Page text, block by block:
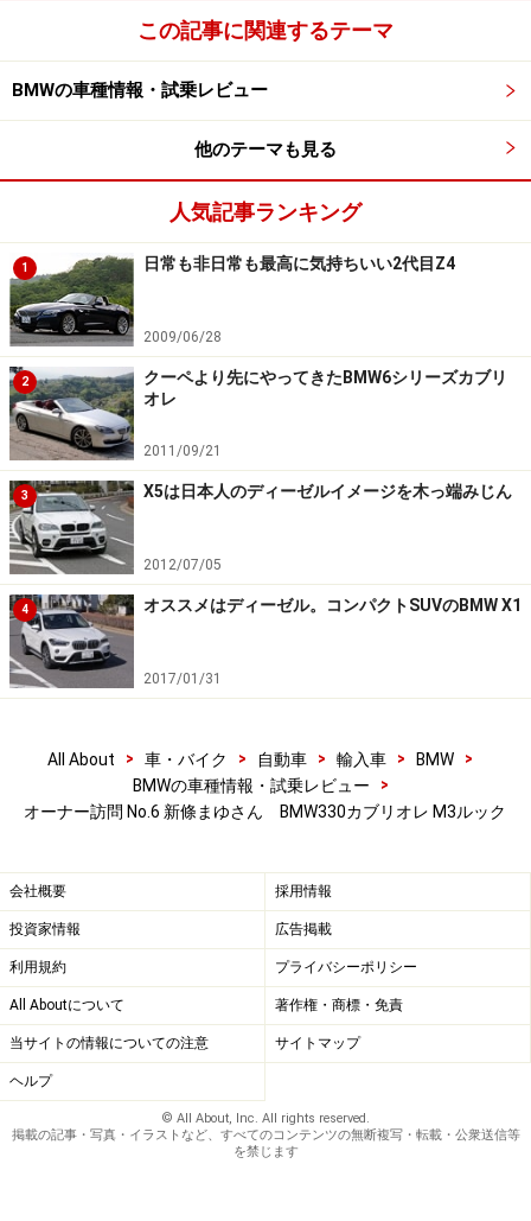
この記事に関連するテーマ
BMWの車種情報・試乗レビュー
他のテーマも見る
人気記事ランキング
1 日常も非日常も最高に気持ちいい2代目Z4
2009/06/28
2
クーペより先にやってきたBMW6シリーズカブリ
オレ
2011/09/21
3 X5は日本人のディーゼルイメージを木っ端みじん
2012/07/05
4 オススメはディーゼル。コンパクトSUVのBMW X1
2017/01/31
All About > 車・バイク > 自動車 > 輸入車 > BMW
>
BMWの車種情報・試乗レビュー
>
オーナー訪問 No.6 新條まゆさん BMW330カブリオレ M3ルック
会社概要 採用情報
投資家情報 広告掲載
利用規約 プライバシーポリシー
All Aboutについて 著作権・商標・免責
当サイトの情報についての注意 サイトマップ
ヘルプ
© All About, Inc. All rights reserved.
掲載の記事・写真・イラストなど、すべてのコンテンツの無断複写・転載・公衆送信等
を禁じます